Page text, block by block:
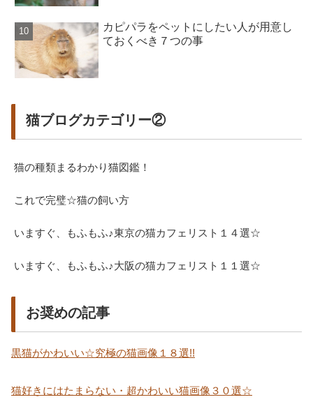
カピパラをペットにしたい人が用意し
ておくべき７つの事
猫ブログカテゴリー②
猫の種類まるわかり猫図鑑！
これで完璧☆猫の飼い方
いますぐ、もふもふ♪東京の猫カフェリスト１４選☆
いますぐ、もふもふ♪大阪の猫カフェリスト１１選☆
お奨めの記事
黒猫がかわいい☆究極の猫画像１８選!!
猫好きにはたまらない・超かわいい猫画像３０選☆